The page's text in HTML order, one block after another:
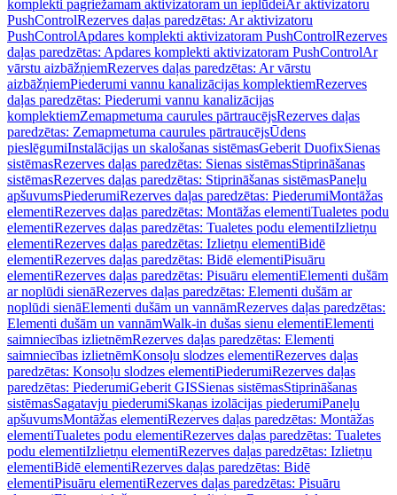
komplekti pagriežamam aktivizatoram un ieplūdeiAr aktivizatoru
PushControlRezerves daļas paredzētas: Ar aktivizatoru
PushControlApdares komplekti aktivizatoram PushControlRezerves
daļas paredzētas: Apdares komplekti aktivizatoram PushControlAr
vārstu aizbāžņiemRezerves daļas paredzētas: Ar vārstu
aizbāžņiemPiederumi vannu kanalizācijas komplektiemRezerves
daļas paredzētas: Piederumi vannu kanalizācijas
komplektiemZemapmetuma caurules pārtraucējsRezerves daļas
paredzētas: Zemapmetuma caurules pārtraucējsŪdens
pieslēgumiInstalācijas un skalošanas sistēmasGeberit DuofixSienas
sistēmasRezerves daļas paredzētas: Sienas sistēmasStiprināšanas
sistēmasRezerves daļas paredzētas: Stiprināšanas sistēmasPaneļu
apšuvumsPiederumiRezerves daļas paredzētas: PiederumiMontāžas
elementiRezerves daļas paredzētas: Montāžas elementiTualetes podu
elementiRezerves daļas paredzētas: Tualetes podu elementiIzlietņu
elementiRezerves daļas paredzētas: Izlietņu elementiBidē
elementiRezerves daļas paredzētas: Bidē elementiPisuāru
elementiRezerves daļas paredzētas: Pisuāru elementiElementi dušām
ar noplūdi sienāRezerves daļas paredzētas: Elementi dušām ar
noplūdi sienāElementi dušām un vannāmRezerves daļas paredzētas:
Elementi dušām un vannāmWalk-in dušas sienu elementiElementi
saimniecības izlietnēmRezerves daļas paredzētas: Elementi
saimniecības izlietnēmKonsoļu slodzes elementiRezerves daļas
paredzētas: Konsoļu slodzes elementiPiederumiRezerves daļas
paredzētas: PiederumiGeberit GISSienas sistēmasStiprināšanas
sistēmasSagatavju piederumiSkaņas izolācijas piederumiPaneļu
apšuvumsMontāžas elementiRezerves daļas paredzētas: Montāžas
elementiTualetes podu elementiRezerves daļas paredzētas: Tualetes
podu elementiIzlietņu elementiRezerves daļas paredzētas: Izlietņu
elementiBidē elementiRezerves daļas paredzētas: Bidē
elementiPisuāru elementiRezerves daļas paredzētas: Pisuāru